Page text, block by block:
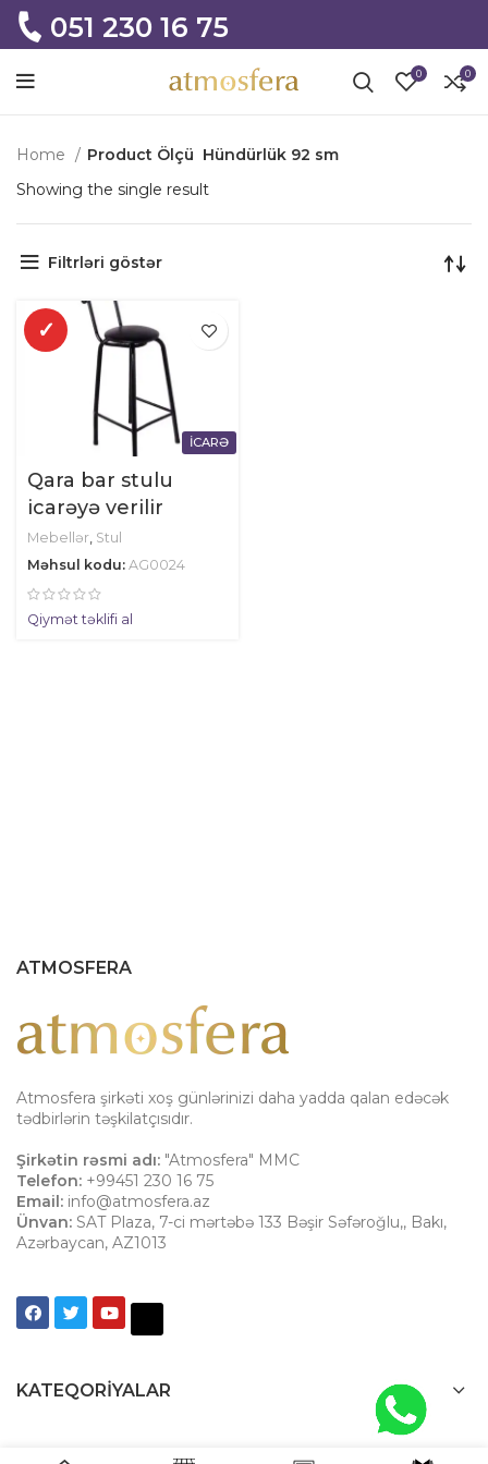
051 230 16 75
0 0
Home Product Ölçü Hündürlük 92 sm
Showing the single result
Filtrləri göstər
İCARƏ
✓
Qara bar stulu
icarəyə verilir
Mebellər Stul
Məhsul kodu: AG0024
Qiymət təklifi al
ATMOSFERA
Atmosfera şirkəti xoş günlərinizi daha yadda qalan edəcək
tədbirlərin təşkilatçısıdır.
Şirkətin rəsmi adı: "Atmosfera" MMC
Telefon: +99451 230 16 75
Email: info@atmosfera.az
Ünvan: SAT Plaza, 7-ci mərtəbə 133 Bəşir Səfəroğlu,, Bakı,
Azərbaycan, AZ1013
KATEQORIYALAR
ETIKETLƏR